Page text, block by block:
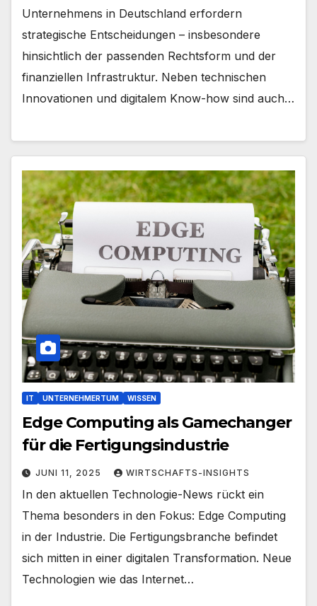
Unternehmens in Deutschland erfordern
strategische Entscheidungen – insbesondere
hinsichtlich der passenden Rechtsform und der
finanziellen Infrastruktur. Neben technischen
Innovationen und digitalem Know-how sind auch…
IT UNTERNEHMERTUM WISSEN
Edge Computing als Gamechanger
für die Fertigungsindustrie
JUNI 11, 2025 WIRTSCHAFTS-INSIGHTS
In den aktuellen Technologie-News rückt ein
Thema besonders in den Fokus: Edge Computing
in der Industrie. Die Fertigungsbranche befindet
sich mitten in einer digitalen Transformation. Neue
Technologien wie das Internet…